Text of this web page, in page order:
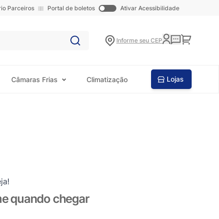
Parceiros Portal de boletos Ativar Acessibilidade
Informe seu CEP Carrinho
Câmaras Frias Climatização Lojas
quando chegar